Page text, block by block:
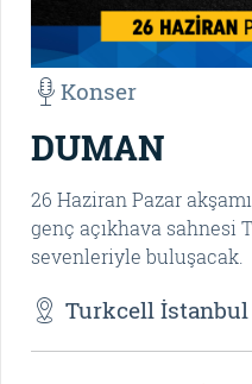
Konser
DUMAN
26 Haziran Pazar
genç açıkhava sahnesi
sevenleriyle buluşacak.
Turkcell